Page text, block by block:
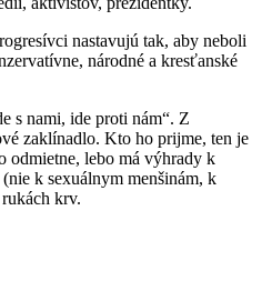
nastavujú tak, aby neboli
národné a kresťanské
s nami, ide proti nám“. Z
zaklínadlo. Kto ho prijme, ten je
odmietne, lebo má výhrady k
k sexuálnym menšinám, k
krv.